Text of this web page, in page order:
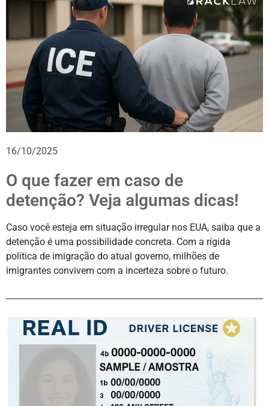
16/10/2025
O que fazer em caso de
detenção? Veja algumas dicas!
Caso você esteja em situação irregular nos EUA, saiba que a
detenção é uma possibilidade concreta. Com a rígida
política de imigração do atual governo, milhões de
imigrantes convivem com a incerteza sobre o futuro.